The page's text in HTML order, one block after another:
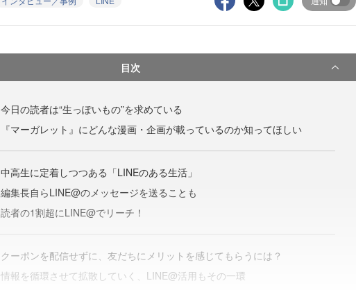
目次
今日の読者は“生っぽいもの”を求めている
『マーガレット』にどんな漫画・企画が載っているのか知ってほしい
中高生に定着しつつある「LINEのある生活」
編集長自らLINE@のメッセージを送ることも
読者の1割超にLINE@でリーチ！
クーポンを配信せずに、友だちにメリットを感じてもらうには？
情報を循環させて拡散していく、LINE@活用もその一環